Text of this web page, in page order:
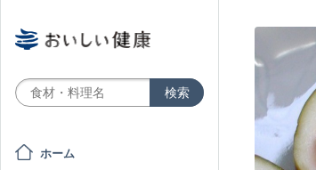
ホーム